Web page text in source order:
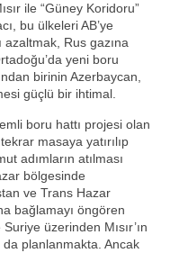
ile “Güney Koridoru”
bu ülkeleri AB’ye
azaltmak, Rus gazına
yeni boru
birinin Azerbaycan,
güçlü bir ihtimal.
boru hattı projesi olan
masaya yatırılıp
adımların atılması
bölgesinde
ve Trans Hazar
bağlamayı öngören
üzerinden Mısır’ın
da planlanmakta. Ancak